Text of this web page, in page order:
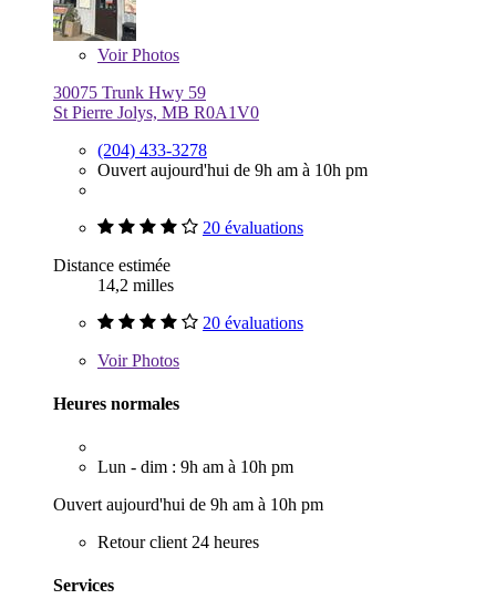
VoirPhotos
30075 Trunk Hwy 59
St Pierre Jolys, MB R0A1V0
(204) 433-3278
Ouvert aujourd'hui de 9h am à 10h pm
20 évaluations
Distance estimée
14,2 milles
20 évaluations
VoirPhotos
Heures normales
Lun - dim : 9h am à 10h pm
Ouvert aujourd'hui de 9h am à 10h pm
Retour client 24 heures
Services